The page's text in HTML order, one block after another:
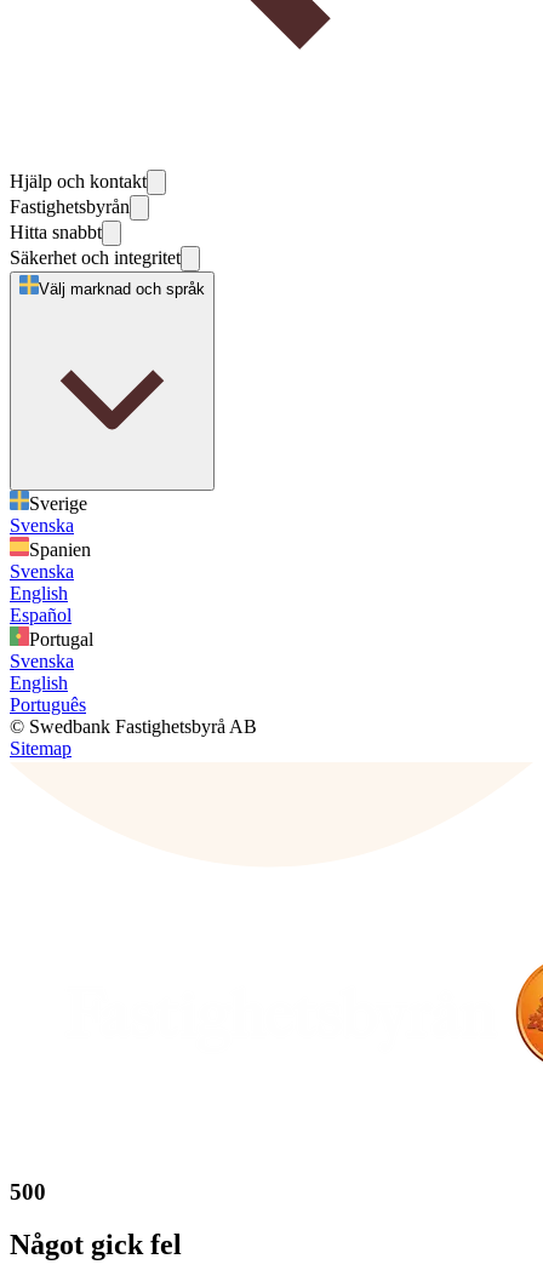
Hjälp och kontakt
Fastighetsbyrån
Hitta snabbt
Säkerhet och integritet
Välj marknad och språk
Sverige
Svenska
Spanien
Svenska
English
Español
Portugal
Svenska
English
Português
© Swedbank Fastighetsbyrå AB
Sitemap
500
Något gick fel